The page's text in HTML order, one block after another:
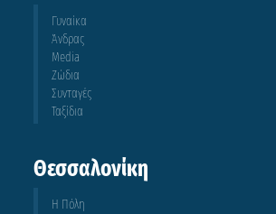
Γυναίκα
Άνδρας
Media
Ζώδια
Συνταγές
Ταξίδια
Θεσσαλονίκη
Η Πόλη